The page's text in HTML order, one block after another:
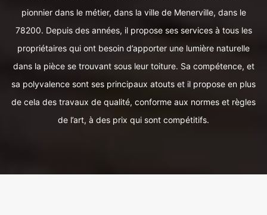
pionnier dans le métier, dans la ville de Menerville, dans le
78200. Depuis des années, il propose ses services à tous les
propriétaires qui ont besoin d’apporter une lumière naturelle
dans la pièce se trouvant sous leur toiture. Sa compétence, et
sa polyvalence sont ses principaux atouts et il propose en plus
de cela des travaux de qualité, conforme aux normes et règles
de l’art, à des prix qui sont compétitifs.